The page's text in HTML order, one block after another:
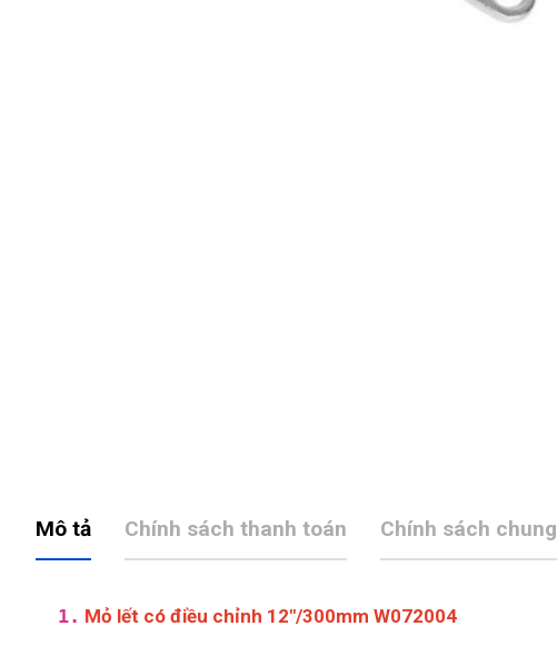
Mô tả Chính sách thanh toán Chính sách chung
1. Mỏ lết có điều chỉnh 12"/300mm W072004